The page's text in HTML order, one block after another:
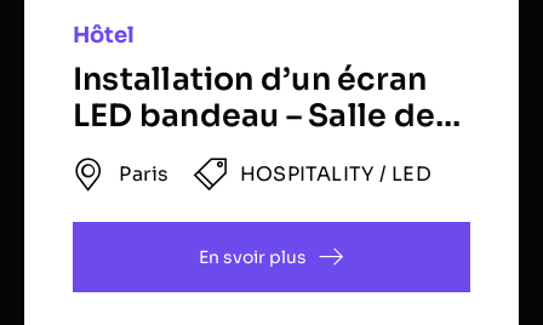
Hôtel
Installation d’un écran
LED bandeau – Salle de
conférence (Paris)
Paris HOSPITALITY / LED
En svoir plus